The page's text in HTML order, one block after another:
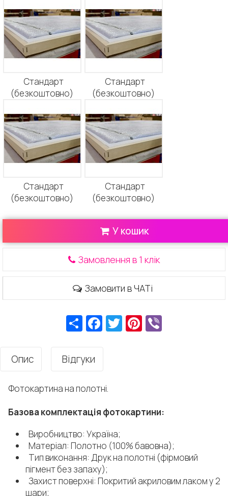
Стандарт
(безкоштовно)
Стандарт
(безкоштовно)
Стандарт
(безкоштовно)
Стандарт
(безкоштовно)
У кошик
Замовлення в 1 клік
Замовити в ЧАТі
РесурсFacebook
TwitterPinterest
Опис Відгуки
Фотокартина на полотні.
Базова комплектація фотокартини:
Виробництво: Україна;
Матеріал: Полотно (100% бавовна);
Тип виконання: Друк на полотні (фірмовий
пігмент без запаху);
Захист поверхні: Покритий акриловим лаком у 2
шари;